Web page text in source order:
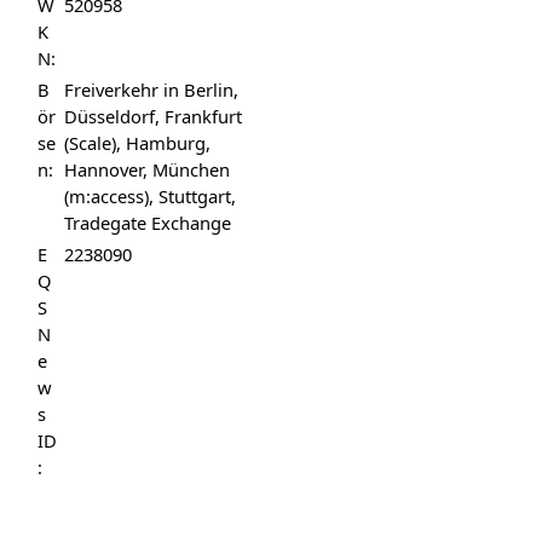
K
N:
B
ör
se
n:
Freiverkehr in Berlin,
Düsseldorf, Frankfurt
(Scale), Hamburg,
Hannover, München
(m:access), Stuttgart,
Tradegate Exchange
E
Q
S
N
e
w
s
ID
:
2238090